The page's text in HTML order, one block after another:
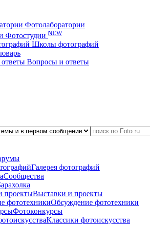
Фотолаборатории
Фотостудии NEW
Школы фотографий
Вопросы и ответы
Галерея фотографий
Сообщества
Выставки и проекты
Обсуждение фототехники
Фотоконкурсы
Классики фотоискусства